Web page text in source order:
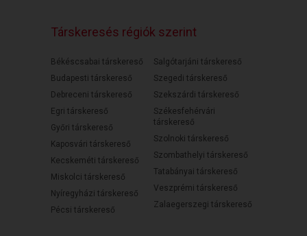
Társkeresés régiók szerint
Békéscsabai társkereső
Budapesti társkereső
Debreceni társkereső
Egri társkereső
Győri társkereső
Kaposvári társkereső
Kecskeméti társkereső
Miskolci társkereső
Nyíregyházi társkereső
Pécsi társkereső
Salgótarjáni társkereső
Szegedi társkereső
Szekszárdi társkereső
Székesfehérvári
társkereső
Szolnoki társkereső
Szombathelyi társkereső
Tatabányai társkereső
Veszprémi társkereső
Zalaegerszegi társkereső